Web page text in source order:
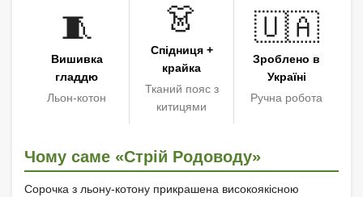
🧵
Вишивка
гладдю
Льон-котон
👗
Спідниця +
крайка
Тканий пояс з
китицями
🇺🇦
Зроблено в
Україні
Ручна робота
Чому саме «Стрій Родоводу»
Сорочка з льону-котону прикрашена високоякісною